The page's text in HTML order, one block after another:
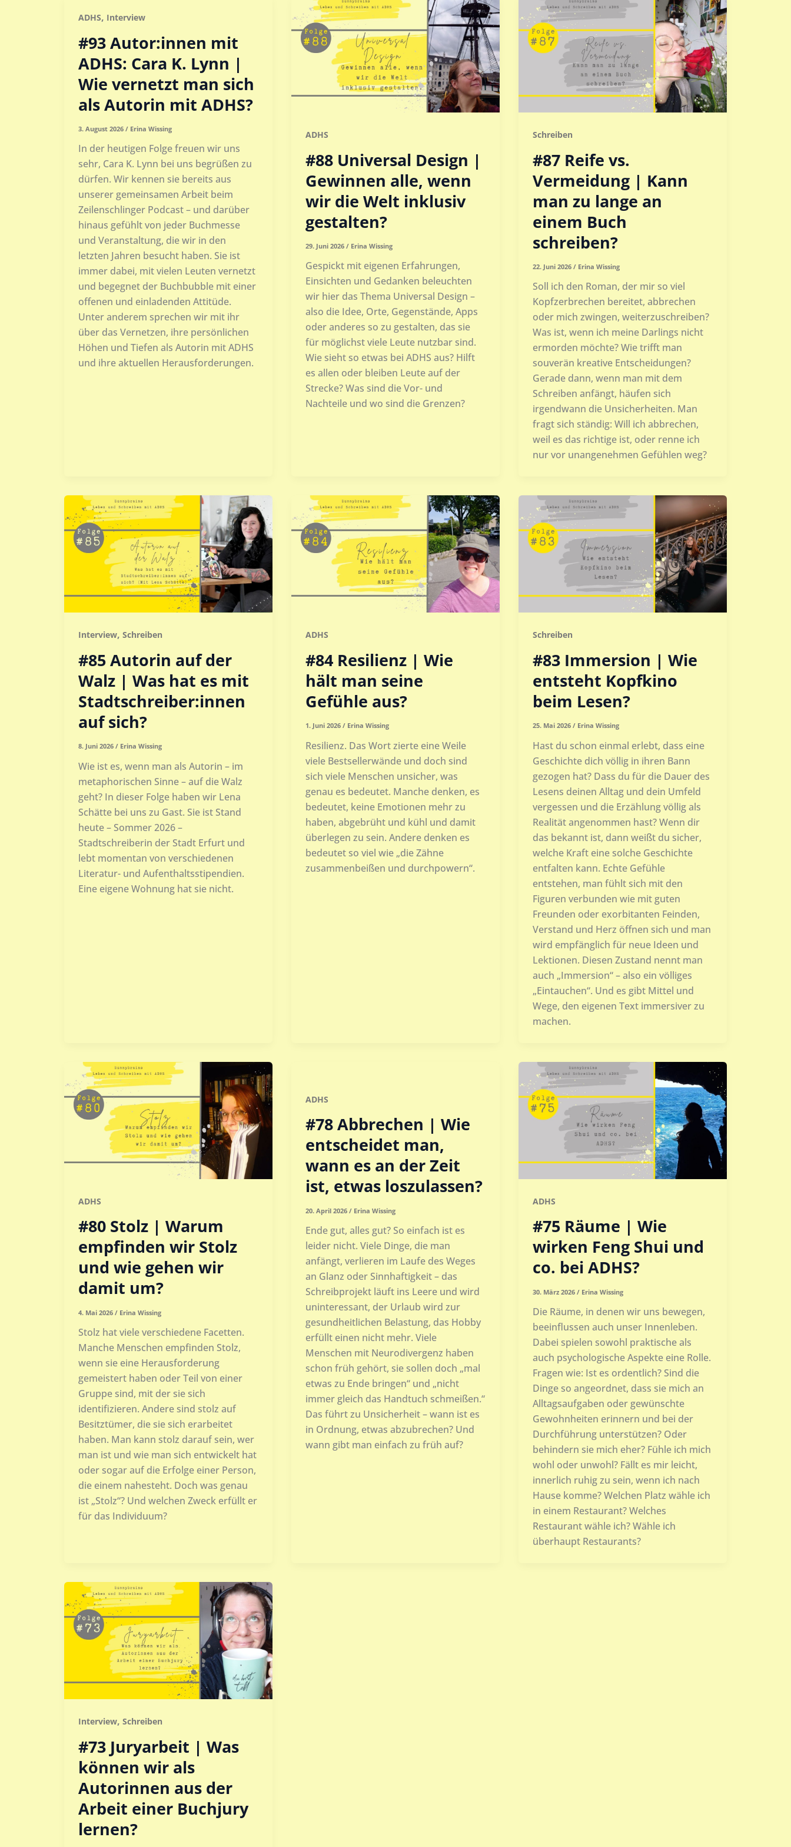
ADHS, Interview
#93 Autor:innen mit
ADHS: Cara K. Lynn |
Wie vernetzt man sich
als Autorin mit ADHS?
3. August 2026 / Erina Wissing
In der heutigen Folge freuen wir uns
sehr, Cara K. Lynn bei uns begrüßen zu
dürfen. Wir kennen sie bereits aus
unserer gemeinsamen Arbeit beim
Zeilenschlinger Podcast – und darüber
hinaus gefühlt von jeder Buchmesse
und Veranstaltung, die wir in den
letzten Jahren besucht haben. Sie ist
immer dabei, mit vielen Leuten vernetzt
und begegnet der Buchbubble mit einer
offenen und einladenden Attitüde.
Unter anderem sprechen wir mit ihr
über das Vernetzen, ihre persönlichen
Höhen und Tiefen als Autorin mit ADHS
und ihre aktuellen Herausforderungen.
ADHS
#88 Universal Design |
Gewinnen alle, wenn
wir die Welt inklusiv
gestalten?
29. Juni 2026 / Erina Wissing
Gespickt mit eigenen Erfahrungen,
Einsichten und Gedanken beleuchten
wir hier das Thema Universal Design –
also die Idee, Orte, Gegenstände, Apps
oder anderes so zu gestalten, das sie
für möglichst viele Leute nutzbar sind.
Wie sieht so etwas bei ADHS aus? Hilft
es allen oder bleiben Leute auf der
Strecke? Was sind die Vor- und
Nachteile und wo sind die Grenzen?
Schreiben
#87 Reife vs.
Vermeidung | Kann
man zu lange an
einem Buch
schreiben?
22. Juni 2026 / Erina Wissing
Soll ich den Roman, der mir so viel
Kopfzerbrechen bereitet, abbrechen
oder mich zwingen, weiterzuschreiben?
Was ist, wenn ich meine Darlings nicht
ermorden möchte? Wie trifft man
souverän kreative Entscheidungen?
Gerade dann, wenn man mit dem
Schreiben anfängt, häufen sich
irgendwann die Unsicherheiten. Man
fragt sich ständig: Will ich abbrechen,
weil es das richtige ist, oder renne ich
nur vor unangenehmen Gefühlen weg?
Interview, Schreiben
#85 Autorin auf der
Walz | Was hat es mit
Stadtschreiber:innen
auf sich?
8. Juni 2026 / Erina Wissing
Wie ist es, wenn man als Autorin – im
metaphorischen Sinne – auf die Walz
geht? In dieser Folge haben wir Lena
Schätte bei uns zu Gast. Sie ist Stand
heute – Sommer 2026 –
Stadtschreiberin der Stadt Erfurt und
lebt momentan von verschiedenen
Literatur- und Aufenthaltsstipendien.
Eine eigene Wohnung hat sie nicht.
ADHS
#84 Resilienz | Wie
hält man seine
Gefühle aus?
1. Juni 2026 / Erina Wissing
Resilienz. Das Wort zierte eine Weile
viele Bestsellerwände und doch sind
sich viele Menschen unsicher, was
genau es bedeutet. Manche denken, es
bedeutet, keine Emotionen mehr zu
haben, abgebrüht und kühl und damit
überlegen zu sein. Andere denken es
bedeutet so viel wie „die Zähne
zusammenbeißen und durchpowern“.
Schreiben
#83 Immersion | Wie
entsteht Kopfkino
beim Lesen?
25. Mai 2026 / Erina Wissing
Hast du schon einmal erlebt, dass eine
Geschichte dich völlig in ihren Bann
gezogen hat? Dass du für die Dauer des
Lesens deinen Alltag und dein Umfeld
vergessen und die Erzählung völlig als
Realität angenommen hast? Wenn dir
das bekannt ist, dann weißt du sicher,
welche Kraft eine solche Geschichte
entfalten kann. Echte Gefühle
entstehen, man fühlt sich mit den
Figuren verbunden wie mit guten
Freunden oder exorbitanten Feinden,
Verstand und Herz öffnen sich und man
wird empfänglich für neue Ideen und
Lektionen. Diesen Zustand nennt man
auch „Immersion“ – also ein völliges
„Eintauchen“. Und es gibt Mittel und
Wege, den eigenen Text immersiver zu
machen.
ADHS
#80 Stolz | Warum
empfinden wir Stolz
und wie gehen wir
damit um?
4. Mai 2026 / Erina Wissing
Stolz hat viele verschiedene Facetten.
Manche Menschen empfinden Stolz,
wenn sie eine Herausforderung
gemeistert haben oder Teil von einer
Gruppe sind, mit der sie sich
identifizieren. Andere sind stolz auf
Besitztümer, die sie sich erarbeitet
haben. Man kann stolz darauf sein, wer
man ist und wie man sich entwickelt hat
oder sogar auf die Erfolge einer Person,
die einem nahesteht. Doch was genau
ist „Stolz“? Und welchen Zweck erfüllt er
für das Individuum?
ADHS
#78 Abbrechen | Wie
entscheidet man,
wann es an der Zeit
ist, etwas loszulassen?
20. April 2026 / Erina Wissing
Ende gut, alles gut? So einfach ist es
leider nicht. Viele Dinge, die man
anfängt, verlieren im Laufe des Weges
an Glanz oder Sinnhaftigkeit – das
Schreibprojekt läuft ins Leere und wird
uninteressant, der Urlaub wird zur
gesundheitlichen Belastung, das Hobby
erfüllt einen nicht mehr. Viele
Menschen mit Neurodivergenz haben
schon früh gehört, sie sollen doch „mal
etwas zu Ende bringen“ und „nicht
immer gleich das Handtuch schmeißen.“
Das führt zu Unsicherheit – wann ist es
in Ordnung, etwas abzubrechen? Und
wann gibt man einfach zu früh auf?
ADHS
#75 Räume | Wie
wirken Feng Shui und
co. bei ADHS?
30. März 2026 / Erina Wissing
Die Räume, in denen wir uns bewegen,
beeinflussen auch unser Innenleben.
Dabei spielen sowohl praktische als
auch psychologische Aspekte eine Rolle.
Fragen wie: Ist es ordentlich? Sind die
Dinge so angeordnet, dass sie mich an
Alltagsaufgaben oder gewünschte
Gewohnheiten erinnern und bei der
Durchführung unterstützen? Oder
behindern sie mich eher? Fühle ich mich
wohl oder unwohl? Fällt es mir leicht,
innerlich ruhig zu sein, wenn ich nach
Hause komme? Welchen Platz wähle ich
in einem Restaurant? Welches
Restaurant wähle ich? Wähle ich
überhaupt Restaurants?
Interview, Schreiben
#73 Juryarbeit | Was
können wir als
Autorinnen aus der
Arbeit einer Buchjury
lernen?